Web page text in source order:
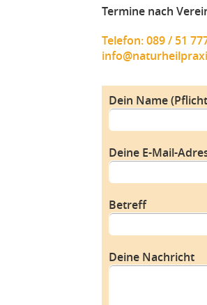
Termine nach
Telefon: 089 / 51
Dein Name
Deine E-Mail-
Betreff
Deine Nachricht